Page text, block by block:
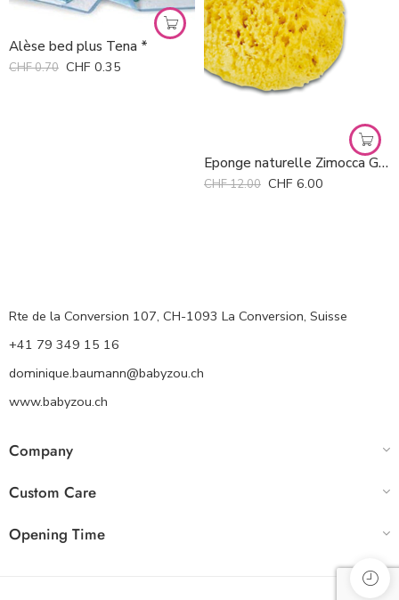
Alèse bed plus Tena *
CHF0.70 CHF 0.35
Eponge naturelle Zimocca Grünspecht
CHF12.00 CHF 6.00
Rte de la Conversion 107, CH-1093 La Conversion, Suisse
+41 79 349 15 16
dominique.baumann@babyzou.ch
www.babyzou.ch
Company
Custom Care
Opening Time